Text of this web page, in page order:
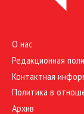
О нас
Редакционная
Контактная
Политика в
Архив